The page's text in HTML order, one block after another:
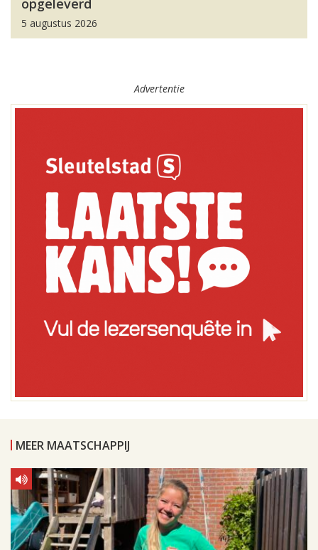
opgeleverd
5 augustus 2026
Advertentie
MEER MAATSCHAPPIJ